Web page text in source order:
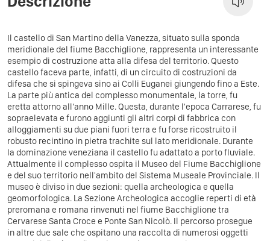
Il castello di San Martino della Vanezza, situato sulla sponda
meridionale del fiume Bacchiglione, rappresenta un interessante
esempio di costruzione atta alla difesa del territorio. Questo
castello faceva parte, infatti, di un circuito di costruzioni da
difesa che si spingeva sino ai Colli Euganei giungendo fino a Este.
La parte più antica del complesso monumentale, la torre, fu
eretta attorno all’anno Mille. Questa, durante l'epoca Carrarese, fu
sopraelevata e furono aggiunti gli altri corpi di fabbrica con
alloggiamenti su due piani fuori terra e fu forse ricostruito il
robusto recintino in pietra trachite sul lato meridionale. Durante
la dominazione veneziana il castello fu adattato a porto fluviale.
Attualmente il complesso ospita il Museo del Fiume Bacchiglione
e del suo territorio nell'ambito del Sistema Museale Provinciale. Il
museo è diviso in due sezioni: quella archeologica e quella
geomorfologica. La Sezione Archeologica accoglie reperti di età
preromana e romana rinvenuti nel fiume Bacchiglione tra
Cervarese Santa Croce e Ponte San Nicolò. Il percorso prosegue
in altre due sale che ospitano una raccolta di numerosi oggetti